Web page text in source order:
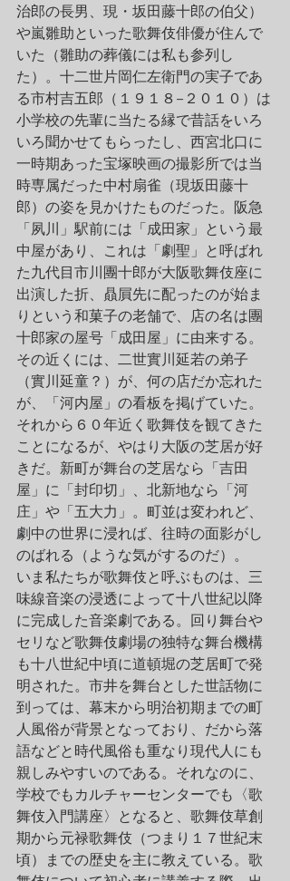
治郎の長男、現・坂田藤十郎の伯父）
や嵐雛助といった歌舞伎俳優が住んで
いた（雛助の葬儀には私も参列し
た）。十二世片岡仁左衛門の実子であ
る市村吉五郎（１９１８–２０１０）は
小学校の先輩に当たる縁で昔話をいろ
いろ聞かせてもらったし、西宮北口に
一時期あった宝塚映画の撮影所では当
時専属だった中村扇雀（現坂田藤十
郎）の姿を見かけたものだった。阪急
「夙川」駅前には「成田家」という最
中屋があり、これは「劇聖」と呼ばれ
た九代目市川團十郎が大阪歌舞伎座に
出演した折、贔屓先に配ったのが始ま
りという和菓子の老舗で、店の名は團
十郎家の屋号「成田屋」に由来する。
その近くには、二世實川延若の弟子
（實川延童？）が、何の店だか忘れた
が、「河内屋」の看板を掲げていた。
それから６０年近く歌舞伎を観てきた
ことになるが、やはり大阪の芝居が好
きだ。新町が舞台の芝居なら「吉田
屋」に「封印切」、北新地なら「河
庄」や「五大力」。町並は変われど、
劇中の世界に浸れば、往時の面影がし
のばれる（ような気がするのだ）。
いま私たちが歌舞伎と呼ぶものは、三
味線音楽の浸透によって十八世紀以降
に完成した音楽劇である。回り舞台や
セリなど歌舞伎劇場の独特な舞台機構
も十八世紀中頃に道頓堀の芝居町で発
明された。市井を舞台とした世話物に
到っては、幕末から明治初期までの町
人風俗が背景となっており、だから落
語などと時代風俗も重なり現代人にも
親しみやすいのである。それなのに、
学校でもカルチャーセンターでも〈歌
舞伎入門講座〉となると、歌舞伎草創
期から元禄歌舞伎（つまり１７世紀末
頃）までの歴史を主に教えている。歌